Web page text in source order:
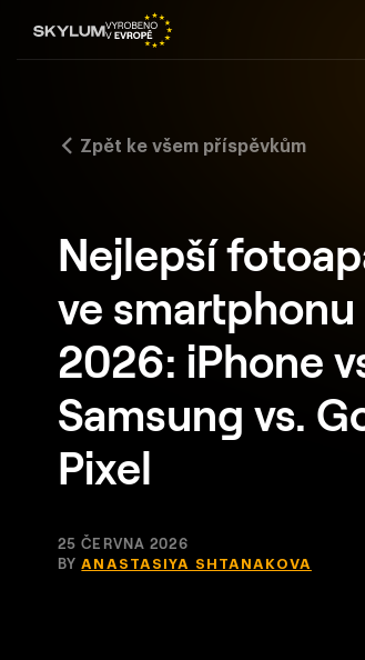
Zpět ke všem příspěvkům
Nejlepší
ve
2026: iPhone
Samsung vs.
Pixel
25 ČERVNA 2026
BYANASTASIYA SHTANAKOVA